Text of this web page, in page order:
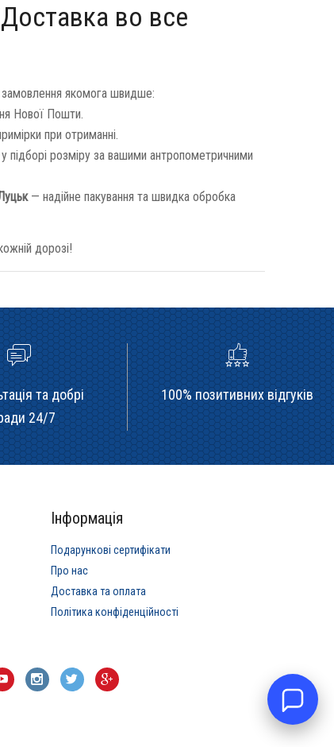
во все
замовлення якомога швидше:
Нової Пошти.
при отриманні.
підборі розміру за вашими антропометричними
— надійне пакування та швидка обробка
дорозі!
та добрі
24/7
100% позитивних відгуків
Інформація
Подарункові сертифікати
Про нас
Доставка та оплата
Політика конфіденційності